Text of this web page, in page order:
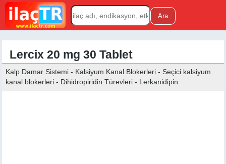
Lercix 20 mg 30 Tablet
Kalp Damar Sistemi - Kalsiyum Kanal Blokerleri - Seçici kalsiyum
kanal blokerleri - Dihidropiridin Türevleri - Lerkanidipin